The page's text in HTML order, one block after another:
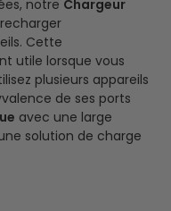
notre Chargeur
Cette
utile lorsque vous
plusieurs appareils
de ses ports
avec une large
solution de charge